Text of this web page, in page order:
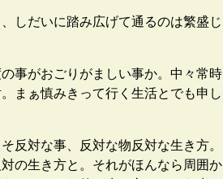
しだいに踏み広げて通るのは繁盛じ
事がおごりがましい事か。中々常時
まぁ慎みきって行く生活とでも申し
反対な事、反対な物反対な生き方。
の生き方と。それがほんなら周囲か